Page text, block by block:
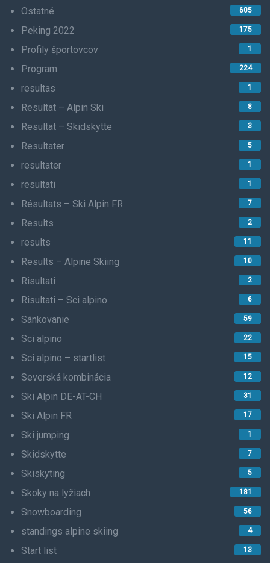
Ostatné 605
Peking 2022 175
Profily športovcov 1
Program 224
resultas 1
Resultat – Alpin Ski 8
Resultat – Skidskytte 3
Resultater 5
resultater 1
resultati 1
Résultats – Ski Alpin FR 7
Results 2
results 11
Results – Alpine Skiing 10
Risultati 2
Risultati – Sci alpino 6
Sánkovanie 59
Sci alpino 22
Sci alpino – startlist 15
Severská kombinácia 12
Ski Alpin DE-AT-CH 31
Ski Alpin FR 17
Ski jumping 1
Skidskytte 7
Skiskyting 5
Skoky na lyžiach 181
Snowboarding 56
standings alpine skiing 4
Start list 13